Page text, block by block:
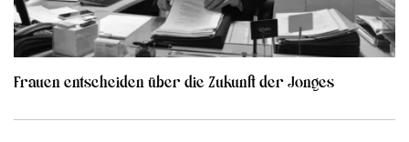
Frauen entscheiden über die Zukunft der Jonges